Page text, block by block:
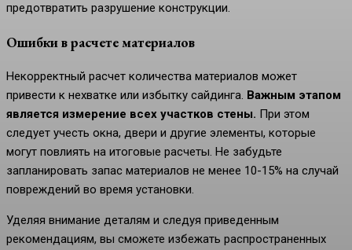
предотвратить разрушение конструкции.
Ошибки в расчете материалов
Некорректный расчет количества материалов может
привести к нехватке или избытку сайдинга. Важным этапом
является измерение всех участков стены. При этом
следует учесть окна, двери и другие элементы, которые
могут повлиять на итоговые расчеты. Не забудьте
запланировать запас материалов не менее 10-15% на случай
повреждений во время установки.
Уделяя внимание деталям и следуя приведенным
рекомендациям, вы сможете избежать распространенных